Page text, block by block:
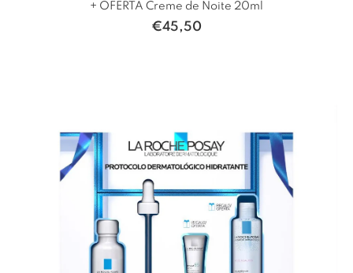
+ OFERTA Creme de Noite 20ml
€45,50